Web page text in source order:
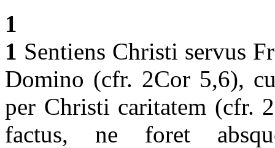
1
1 Sentiens Christi servus
Domino (cfr. 2Cor 5,6),
per Christi caritatem (cfr.
factus, ne foret